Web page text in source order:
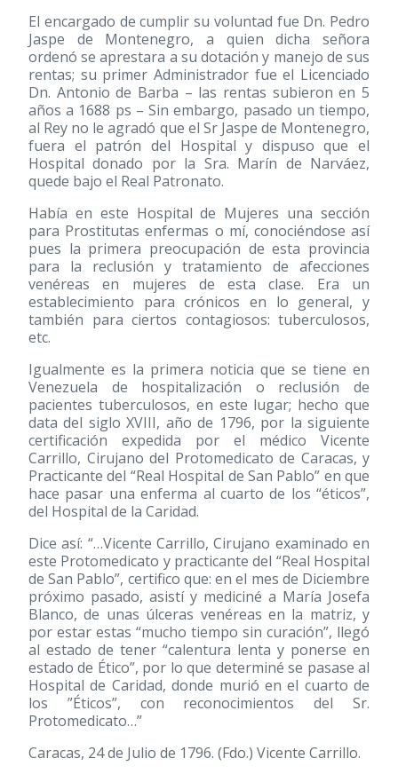
El encargado de cumplir su voluntad fue Dn. Pedro
Jaspe de Montenegro, a quien dicha señora
ordenó se aprestara a su dotación y manejo de sus
rentas; su primer Administrador fue el Licenciado
Dn. Antonio de Barba – las rentas subieron en 5
años a 1688 ps – Sin embargo, pasado un tiempo,
al Rey no le agradó que el Sr Jaspe de Montenegro,
fuera el patrón del Hospital y dispuso que el
Hospital donado por la Sra. Marín de Narváez,
quede bajo el Real Patronato.
Había en este Hospital de Mujeres una sección
para Prostitutas enfermas o mí, conociéndose así
pues la primera preocupación de esta provincia
para la reclusión y tratamiento de afecciones
venéreas en mujeres de esta clase. Era un
establecimiento para crónicos en lo general, y
también para ciertos contagiosos: tuberculosos,
etc.
Igualmente es la primera noticia que se tiene en
Venezuela de hospitalización o reclusión de
pacientes tuberculosos, en este lugar; hecho que
data del siglo XVIII, año de 1796, por la siguiente
certificación expedida por el médico Vicente
Carrillo, Cirujano del Protomedicato de Caracas, y
Practicante del “Real Hospital de San Pablo” en que
hace pasar una enferma al cuarto de los “éticos”,
del Hospital de la Caridad.
Dice así: “…Vicente Carrillo, Cirujano examinado en
este Protomedicato y practicante del “Real Hospital
de San Pablo”, certifico que: en el mes de Diciembre
próximo pasado, asistí y mediciné a María Josefa
Blanco, de unas úlceras venéreas en la matriz, y
por estar estas “mucho tiempo sin curación”, llegó
al estado de tener “calentura lenta y ponerse en
estado de Ético”, por lo que determiné se pasase al
Hospital de Caridad, donde murió en el cuarto de
los ”Éticos”, con reconocimientos del Sr.
Protomedicato…”
Caracas, 24 de Julio de 1796. (Fdo.) Vicente Carrillo.